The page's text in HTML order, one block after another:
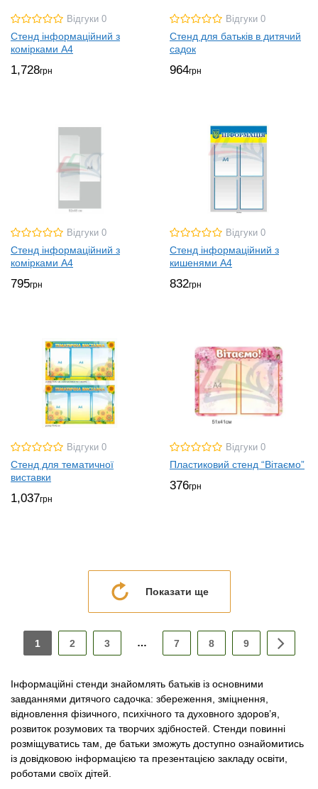
Відгуки 0
Стенд інформаційний з
комірками А4
1,728грн
Відгуки 0
Стенд для батьків в дитячий
садок
964грн
Відгуки 0
Стенд інформаційний з
комірками А4
795грн
Відгуки 0
Стенд інформаційний з
кишенями А4
832грн
Відгуки 0
Стенд для тематичної
виставки
1,037грн
Відгуки 0
Пластиковий стенд “Вітаємо”
376грн
Показати ще
1 2 3 … 7 8 9
Інформаційні стенди знайомлять батьків із основними
завданнями дитячого садочка: збереження, зміцнення,
відновлення фізичного, психічного та духовного здоров’я,
розвиток розумових та творчих здібностей. Стенди повинні
розміщуватись там, де батьки зможуть доступно ознайомитись
із довідковою інформацією та презентацією закладу освіти,
роботами своїх дітей.